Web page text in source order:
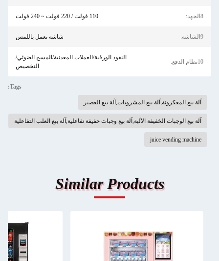
8الجهد: 110 فولت / 220 فولت ~ 240 فولت
9الشاشة: شاشة تعمل باللمس
10نظام الدفع:
النقود الورقية/العملات المعدنية/المسح الضوئي/
التخصيص
Tags:
آلة بيع المعكرونة,آلة بيع المشروبات,آلة بيع العصير
آلة بيع الوجبات الخفيفة الآلية,آلة بيع وجبات خفيفة تفاعلية,آلة بيع العلب التفاعلية
juice vending machine
Similar Products